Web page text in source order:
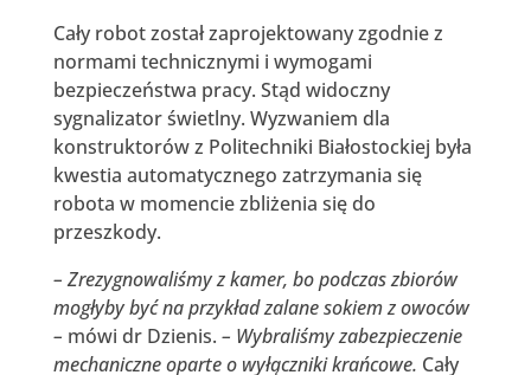
Cały robot został zaprojektowany zgodnie z
normami technicznymi i wymogami
bezpieczeństwa pracy. Stąd widoczny
sygnalizator świetlny. Wyzwaniem dla
konstruktorów z Politechniki Białostockiej była
kwestia automatycznego zatrzymania się
robota w momencie zbliżenia się do
przeszkody.
– Zrezygnowaliśmy z kamer, bo podczas zbiorów
mogłyby być na przykład zalane sokiem z owoców
– mówi dr Dzienis. – Wybraliśmy zabezpieczenie
mechaniczne oparte o wyłączniki krańcowe. Cały